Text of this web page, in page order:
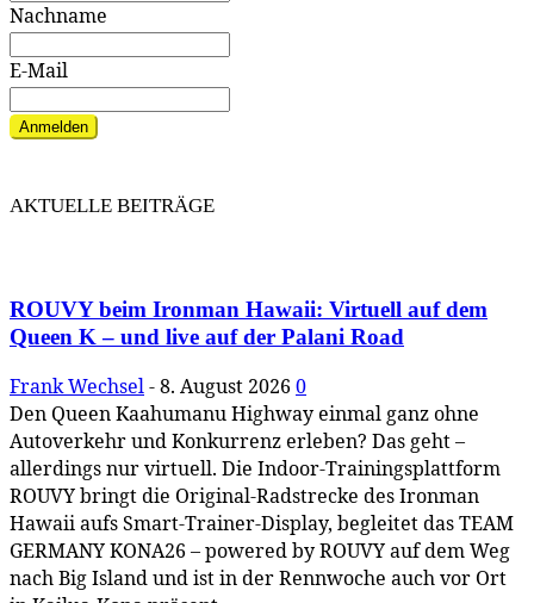
Nachname
E-Mail
Anmelden
AKTUELLE BEITRÄGE
ROUVY beim Ironman Hawaii: Virtuell auf dem
Queen K – und live auf der Palani Road
Frank Wechsel-8. August 2026 0
Den Queen Kaahumanu Highway einmal ganz ohne
Autoverkehr und Konkurrenz erleben? Das geht –
allerdings nur virtuell. Die Indoor-Trainingsplattform
ROUVY bringt die Original-Radstrecke des Ironman
Hawaii aufs Smart-Trainer-Display, begleitet das TEAM
GERMANY KONA26 – powered by ROUVY auf dem Weg
nach Big Island und ist in der Rennwoche auch vor Ort